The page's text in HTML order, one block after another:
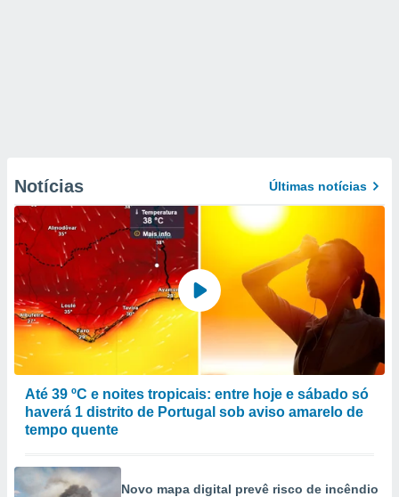
Notícias Últimas notícias
Até 39 ºC e noites tropicais: entre hoje e sábado só
haverá 1 distrito de Portugal sob aviso amarelo de
tempo quente
Novo mapa digital prevê risco de incêndio